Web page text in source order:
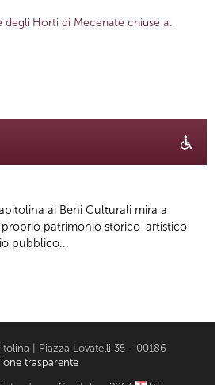
degli Horti di Mecenate chiuse al
ai Beni Culturali mira a
proprio patrimonio storico-artistico
pubblico...
| Piazza Lovatelli 35 - 00186
trasparente